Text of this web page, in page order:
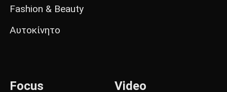
Fashion & Beauty
Αυτοκίνητο
Focus Video